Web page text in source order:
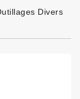
Divers